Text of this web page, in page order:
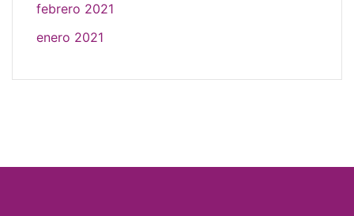
febrero 2021
enero 2021